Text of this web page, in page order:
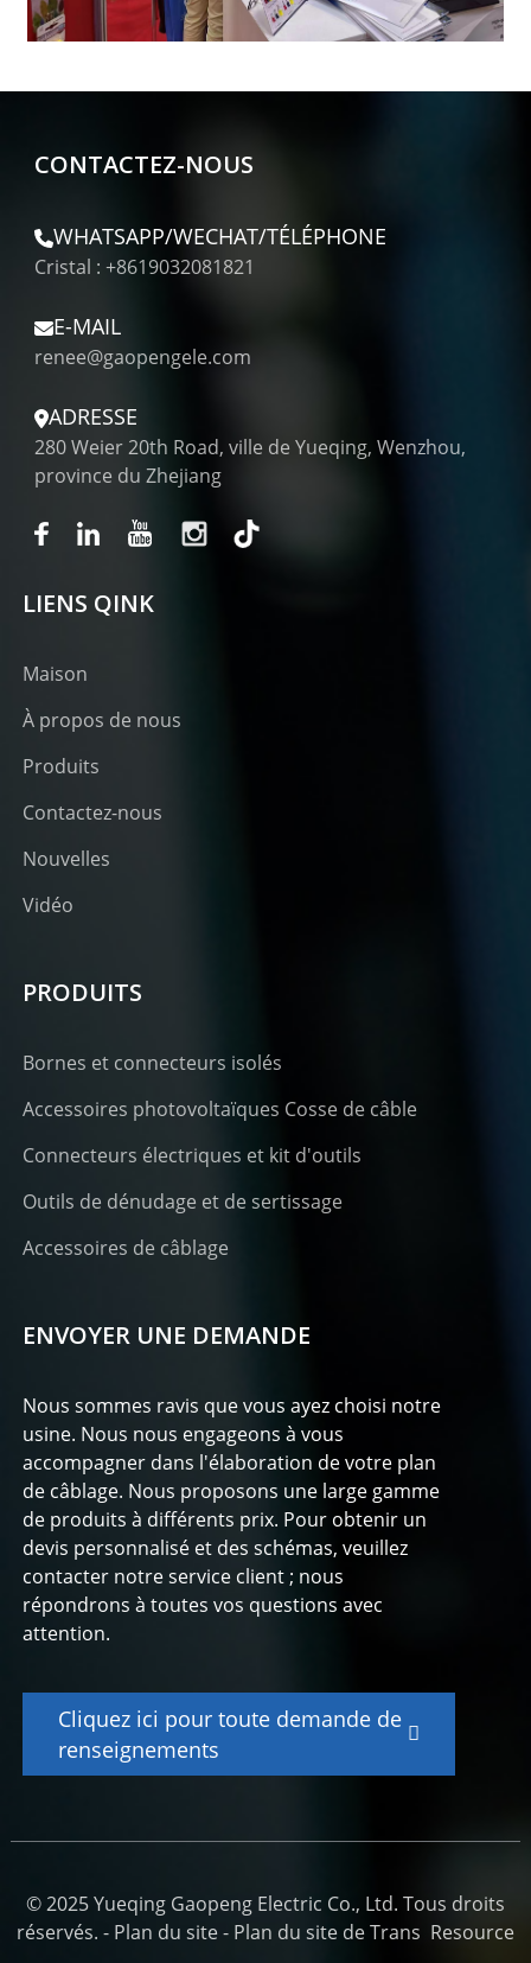
CONTACTEZ-NOUS
WHATSAPP/WECHAT/TÉLÉPHONE
Cristal : +8619032081821
E-MAIL
renee@gaopengele.com
ADRESSE
280 Weier 20th Road, ville de Yueqing, Wenzhou,
province du Zhejiang
LIENS QINK
Maison
À propos de nous
Produits
Contactez-nous
Nouvelles
Vidéo
PRODUITS
Bornes et connecteurs isolés
Accessoires photovoltaïques Cosse de câble
Connecteurs électriques et kit d'outils
Outils de dénudage et de sertissage
Accessoires de câblage
ENVOYER UNE DEMANDE
Nous sommes ravis que vous ayez choisi notre
usine. Nous nous engageons à vous
accompagner dans l'élaboration de votre plan
de câblage. Nous proposons une large gamme
de produits à différents prix. Pour obtenir un
devis personnalisé et des schémas, veuillez
contacter notre service client ; nous
répondrons à toutes vos questions avec
attention.
Cliquez ici pour toute demande de
renseignements
© 2025 Yueqing Gaopeng Electric Co., Ltd. Tous droits
réservés. - Plan du site- Plan du site de Trans Resource